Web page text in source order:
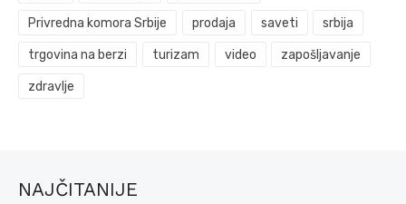
Privredna komora Srbije prodaja saveti srbija
trgovina na berzi turizam video zapošljavanje
zdravlje
NAJČITANIJE